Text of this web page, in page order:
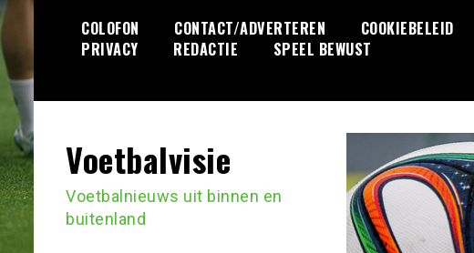
Ga
de
inhoud
COLOFON CONTACT/ADVERTEREN COOKIEBELEID
PRIVACY
REDACTIE SPEEL BEWUST
Voetbalvisie
Voetbalnieuws uit binnen en
buitenland